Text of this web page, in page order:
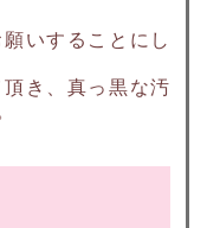
いすることにし
き、真っ黒な汚